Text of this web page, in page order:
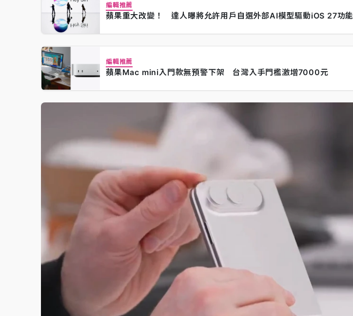
編輯推薦
蘋果重大改變！ 達人曝將允許用戶自選外部AI模型驅動iOS 27功能
編輯推薦
蘋果Mac mini入門款無預警下架 台灣入手門檻激增7000元